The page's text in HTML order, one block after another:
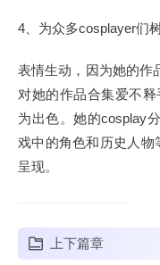
4、为众多cosplayer们
表情生动，因为她的作
对她的作品合集爱不
为出色。她的cosplay
戏中的角色和历史人物
呈现。
上下篇章